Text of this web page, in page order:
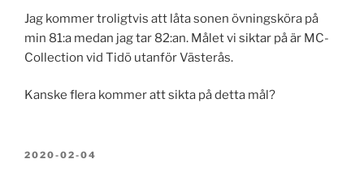
Jag kommer troligtvis att låta sonen övningsköra på
min 81:a medan jag tar 82:an. Målet vi siktar på är MC-
Collection vid Tidö utanför Västerås.
Kanske flera kommer att sikta på detta mål?
PUBLICERAT
2020-02-04